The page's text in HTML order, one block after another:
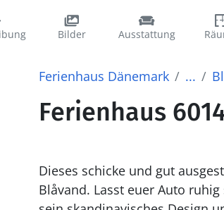
Bilder Ausstattung
Ferienhaus Dänemark ...
Ferienhaus
Dieses schicke und gut
Blåvand. Lasst euer Auto